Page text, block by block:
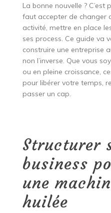
La bonne nouvelle ? C’est
faut accepter de changer
activité, mettre en place
ses process. Ce guide va
construire une entreprise
non l’inverse. Que vous
ou en pleine croissance,
pour libérer votre temps,
passer un cap.
Structurer
business
une
huilée